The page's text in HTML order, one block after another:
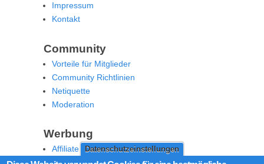
Datenschutzeinstellungen
Impressum
Kontakt
Community
Vorteile für Mitglieder
Community Richtlinien
Netiquette
Moderation
Werbung
Affiliate Offenlegung